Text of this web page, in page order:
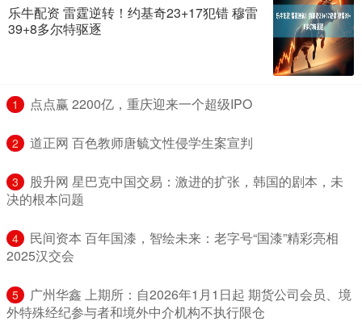
乐牛配资 雷霆逆转！约基奇23+17犯错 穆雷
39+8多尔特驱逐
1 ​点点赢 2200亿，重庆迎来一个超级IPO
2 ​道正网 百色教师唐毓文性侵学生案宣判
3
​股升网 星巴克中国交易：激进的扩张，韩国的剧本，未
决的根本问题
4
​民间资本 百年国漆，智绘未来：老字号“国漆”精彩亮相
2025汉交会
5
​广州华鑫 上期所：自2026年1月1日起 期货公司会员、境
外特殊经纪参与者和境外中介机构不执行限仓